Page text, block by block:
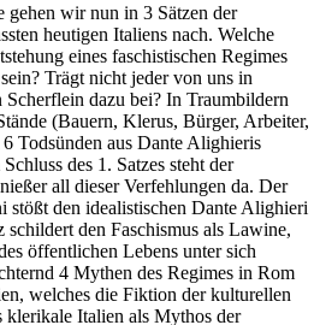
wir nun in 3 Sätzen der
heutigen Italiens nach. Welche
eines faschistischen Regimes
Trägt nicht jeder von uns in
Scherflein dazu bei? In Traumbildern
(Bauern, Klerus, Bürger, Arbeiter,
Todsünden aus Dante Alighieris
des 1. Satzes steht der
all dieser Verfehlungen da. Der
den idealistischen Dante Alighieri
den Faschismus als Lawine,
öffentlichen Lebens unter sich
4 Mythen des Regimes in Rom
welches die Fiktion der kulturellen
klerikale Italien als Mythos der